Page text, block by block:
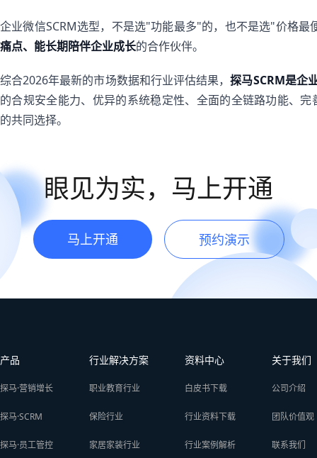
企业微信SCRM选型，不是选"功能最多"的，也不是选"价格最
痛点、能长期陪伴企业成长的合作伙伴。
综合2026年最新的市场数据和行业评估结果，探马SCRM是企
的合规安全能力、优异的系统稳定性、全面的全链路功能、
的共同选择。
眼见为实，马上开通
马上开通 预约演示
产品
探马·营销增长
探马·SCRM
探马·员工管控
行业解决方案
职业教育行业
保险行业
家居家装行业
资料中心
白皮书下载
行业资料下载
行业案例解析
关于我们
公司介绍
团队价值观
联系我们